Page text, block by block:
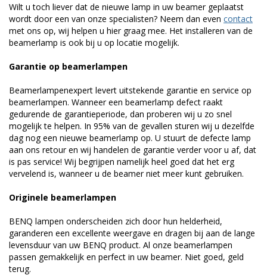
Wilt u toch liever dat de nieuwe lamp in uw beamer geplaatst
wordt door een van onze specialisten? Neem dan even contact
met ons op, wij helpen u hier graag mee. Het installeren van de
beamerlamp is ook bij u op locatie mogelijk.
Garantie op beamerlampen
Beamerlampenexpert levert uitstekende garantie en service op
beamerlampen. Wanneer een beamerlamp defect raakt
gedurende de garantieperiode, dan proberen wij u zo snel
mogelijk te helpen. In 95% van de gevallen sturen wij u dezelfde
dag nog een nieuwe beamerlamp op. U stuurt de defecte lamp
aan ons retour en wij handelen de garantie verder voor u af, dat
is pas service! Wij begrijpen namelijk heel goed dat het erg
vervelend is, wanneer u de beamer niet meer kunt gebruiken.
Originele beamerlampen
BENQ lampen onderscheiden zich door hun helderheid,
garanderen een excellente weergave en dragen bij aan de lange
levensduur van uw BENQ product. Al onze beamerlampen
passen gemakkelijk en perfect in uw beamer. Niet goed, geld
terug.